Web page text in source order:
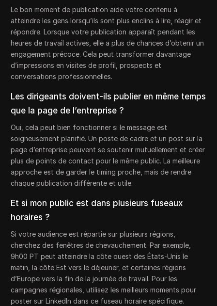
Le bon moment de publication aide votre contenu à
atteindre les gens lorsqu’ils sont plus enclins à lire, réagir et
répondre. Lorsque votre publication apparaît pendant les
heures de travail actives, elle a plus de chances d’obtenir un
engagement précoce. Cela peut transformer davantage
d’impressions en visites de profil, prospects et
conversations professionnelles.
Les dirigeants doivent-ils publier en même temps
que la page de l’entreprise ?
Oui, cela peut bien fonctionner si le message est
soigneusement planifié. Un poste de cadre et un post sur la
page d’entreprise peuvent se soutenir mutuellement et créer
plus de points de contact pour le même public. La meilleure
approche est de garder le timing proche, mais de rendre
chaque publication différente et utile.
Et si mon public est dans plusieurs fuseaux
horaires ?
Si votre audience est répartie sur plusieurs régions,
cherchez des fenêtres de chevauchement. Par exemple,
9h00 PT peut atteindre la côte ouest des États-Unis le
matin, la côte Est vers le déjeuner, et certaines régions
d’Europe vers la fin de la journée de travail. Pour les
campagnes régionales, utilisez les meilleurs moments pour
poster sur LinkedIn dans ce fuseau horaire spécifique.